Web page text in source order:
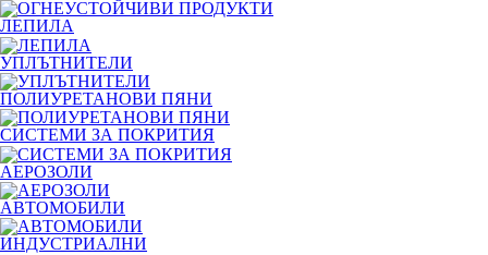
ЛЕПИЛА
УПЛЪТНИТЕЛИ
ПОЛИУРЕТАНОВИ ПЯНИ
СИСТЕМИ ЗА ПОКРИТИЯ
АЕРОЗОЛИ
АВТОМОБИЛИ
ИНДУСТРИАЛНИ